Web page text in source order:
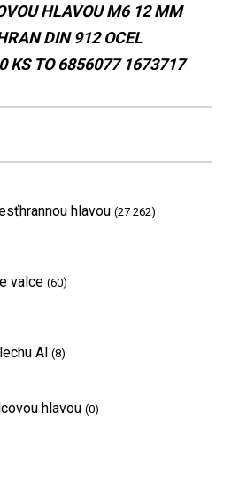
HLAVOU M6 12 MM
DIN 912 OCEL
KS TO 6856077 1673717
hlavou (27 262)
valce (60)
Al (8)
hlavou (0)